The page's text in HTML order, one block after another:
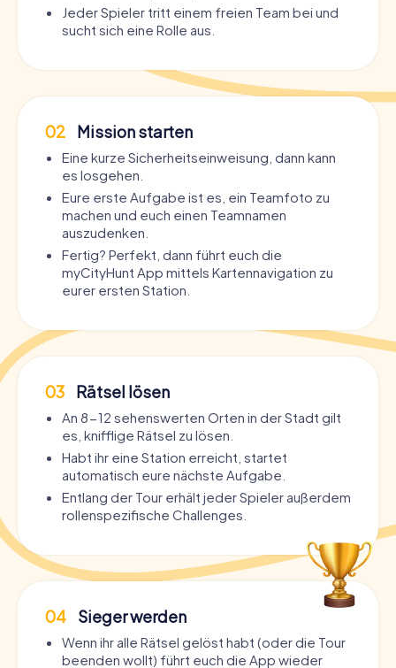
Jeder Spieler tritt einem freien Team bei und
sucht sich eine Rolle aus.
02 Mission starten
Eine kurze Sicherheitseinweisung, dann kann
es losgehen.
Eure erste Aufgabe ist es, ein Teamfoto zu
machen und euch einen Teamnamen
auszudenken.
Fertig? Perfekt, dann führt euch die
myCityHunt App mittels Kartennavigation zu
eurer ersten Station.
03 Rätsel lösen
An 8-12 sehenswerten Orten in der Stadt gilt
es, knifflige Rätsel zu lösen.
Habt ihr eine Station erreicht, startet
automatisch eure nächste Aufgabe.
Entlang der Tour erhält jeder Spieler außerdem
rollenspezifische Challenges.
04 Sieger werden
Wenn ihr alle Rätsel gelöst habt (oder die Tour
beenden wollt) führt euch die App wieder